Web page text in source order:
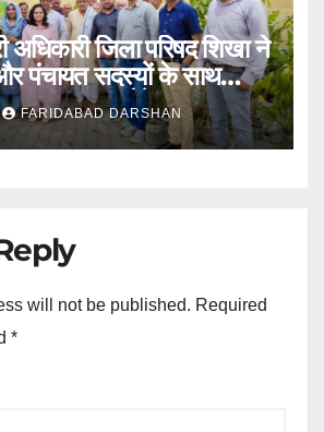
अधिकारी जिला परिषद शिखा ने
और पंचायत सदस्यों के साथ
फलदार पौधे
FARIDABAD DARSHAN
will not be published. Required
*